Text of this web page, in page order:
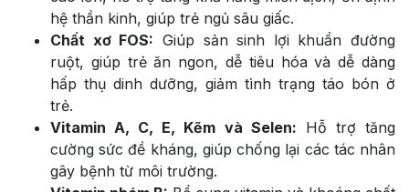
hệ thần kinh, giúp trẻ ngủ sâu giấc.
Chất xơ FOS: Giúp sản sinh lợi khuẩn đường
ruột, giúp trẻ ăn ngon, dễ tiêu hóa và dễ dàng
hấp thụ dinh dưỡng, giảm tình trạng táo bón ở
trẻ.
Vitamin A, C, E, Kẽm và Selen: Hỗ trợ tăng
cường sức đề kháng, giúp chống lại các tác nhân
gây bệnh từ môi trường.